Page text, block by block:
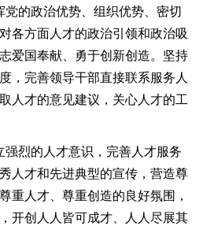
的政治优势、组织优势、密切
各方面人才的政治引领和政治吸
爱国奉献、勇于创新创造。坚持
，完善领导干部直接联系服务人
人才的意见建议，关心人才的工
烈的人才意识，完善人才服务
人才和先进典型的宣传，营造尊
重人才、尊重创造的良好氛围，
开创人人皆可成才、人人尽展其